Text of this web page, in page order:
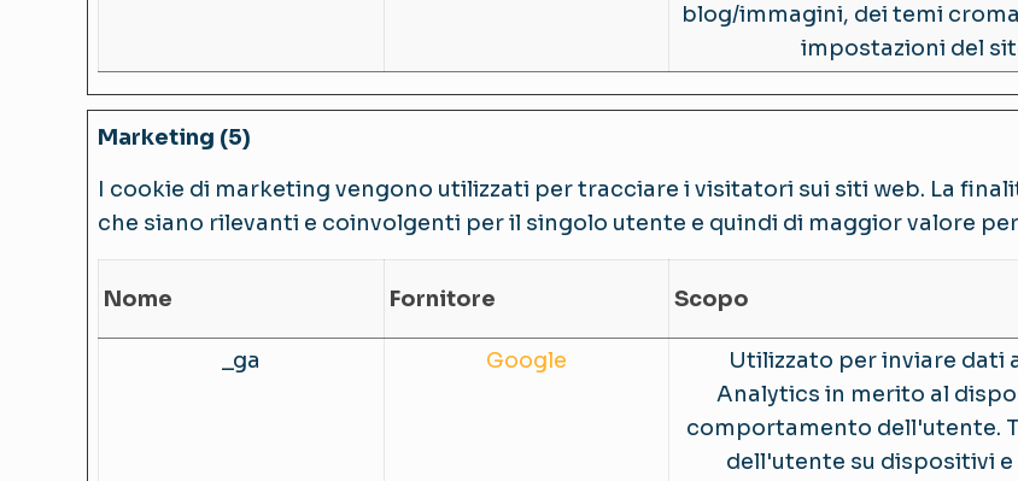
blog/immagini, dei temi
impostazioni del
Marketing (5)
I cookie di marketing vengono utilizzati per tracciare i visitatori sui siti web. La
che siano rilevanti e coinvolgenti per il singolo utente e quindi di maggior valore
Nome Fornitore Scopo
_ga Google
Utilizzato per inviare dati
Analytics in merito al
comportamento dell'utente.
dell'utente su dispositivi e